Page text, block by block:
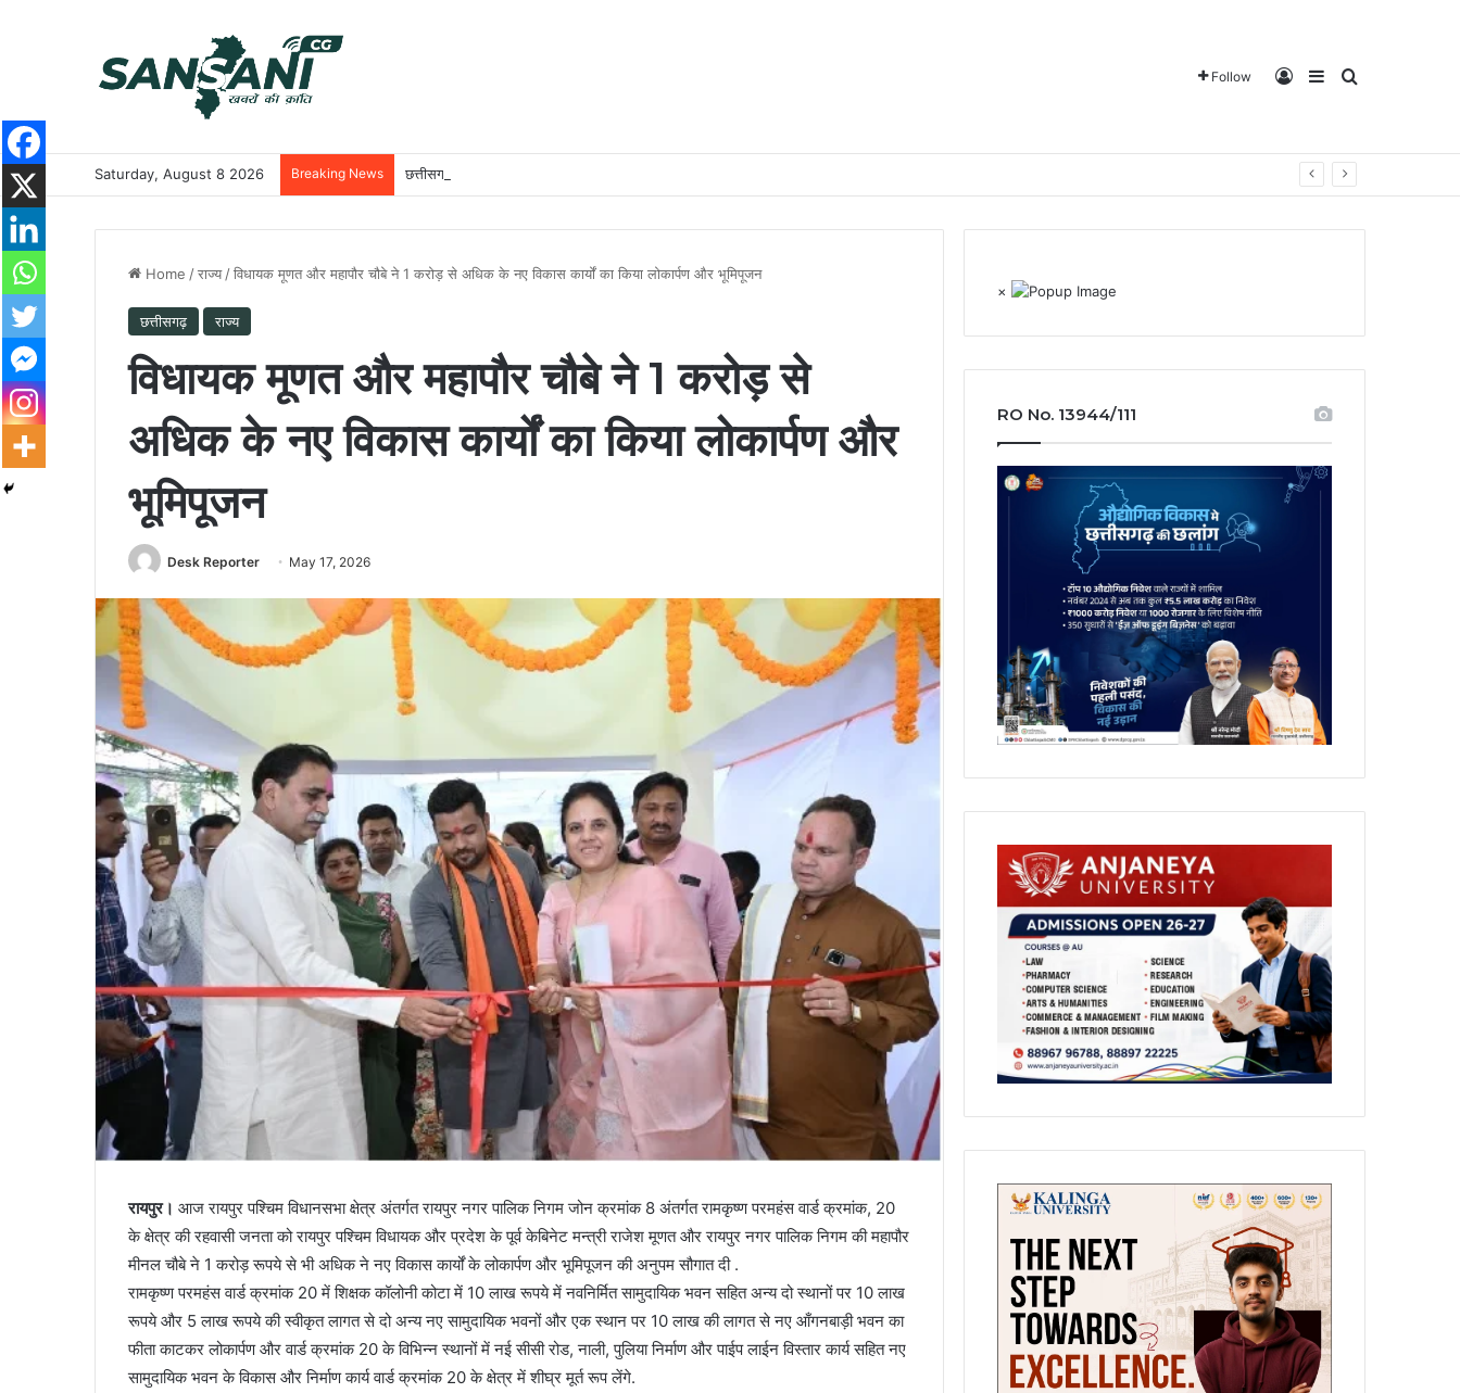
Follow Log InSidebarSearch for
Saturday, August 8 2026 Breaking News छत्तीसगढ़ में ‘हर घर तिरंगा’ और ‘वंदे मातरम्’ अभियान की धूम
Home /राज्य /विधायक मूणत और महापौर चौबे ने 1 करोड़ से अधिक के नए विकास कार्यों का किया लोकार्पण और भूमिपूजन
छत्तीसगढ़ राज्य
विधायक मूणत और महापौर चौबे ने 1 करोड़ से
अधिक के नए विकास कार्यों का किया लोकार्पण और
भूमिपूजन
Desk Reporter May 17, 2026
रायपुर। आज रायपुर पश्चिम विधानसभा क्षेत्र अंतर्गत रायपुर नगर पालिक निगम जोन क्रमांक 8 अंतर्गत रामकृष्ण परमहंस वार्ड क्रमांक, 20
के क्षेत्र की रहवासी जनता को रायपुर पश्चिम विधायक और प्रदेश के पूर्व केबिनेट मन्त्री राजेश मूणत और रायपुर नगर पालिक निगम की महापौर
मीनल चौबे ने 1 करोड़ रूपये से भी अधिक ने नए विकास कार्यों के लोकार्पण और भूमिपूजन की अनुपम सौगात दी .
रामकृष्ण परमहंस वार्ड क्रमांक 20 में शिक्षक कॉलोनी कोटा में 10 लाख रूपये में नवनिर्मित सामुदायिक भवन सहित अन्य दो स्थानों पर 10 लाख
रूपये और 5 लाख रूपये की स्वीकृत लागत से दो अन्य नए सामुदायिक भवनों और एक स्थान पर 10 लाख की लागत से नए आँगनबाड़ी भवन का
फीता काटकर लोकार्पण और वार्ड क्रमांक 20 के विभिन्न स्थानों में नई सीसी रोड, नाली, पुलिया निर्माण और पाईप लाईन विस्तार कार्य सहित नए
सामुदायिक भवन के विकास और निर्माण कार्य वार्ड क्रमांक 20 के क्षेत्र में शीघ्र मूर्त रूप लेंगे.
×
RO No. 13944/111